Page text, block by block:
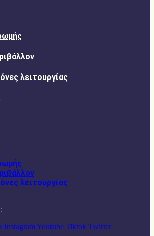
λειτουργίας
λειτουργίας
InstagramYoutube Tiktok Twitter